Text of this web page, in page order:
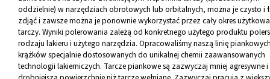
oddzielnie) w narzędziach obrotowych lub orbitalnych, można je czysto i
zdjąć i zawsze można je ponownie wykorzystać przez cały okres
tarczy. Wyniki polerowania zależą od konkretnego użytego produktu
rodzaju lakieru i użytego narzędzia. Opracowaliśmy naszą linię
krążków specjalnie dostosowanych do unikalnej chemii zaawansowanych
technologii lakierniczych. Tarcze piankowe są zazwyczaj mniej agresywne